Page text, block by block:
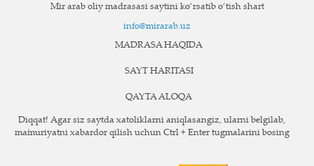
Mir arab oliy madrasasi saytini ko‘rsatib o‘tish shart
info@mirarab.uz
MADRASA HAQIDA
SAYT HARITASI
QAYTA ALOQA
Diqqat! Agar siz saytda xatoliklarni aniqlasangiz, ularni belgilab,
ma`muriyatni xabardor qilish uchun Ctrl + Enter tugmalarini bosing